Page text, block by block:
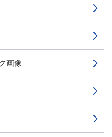
画像